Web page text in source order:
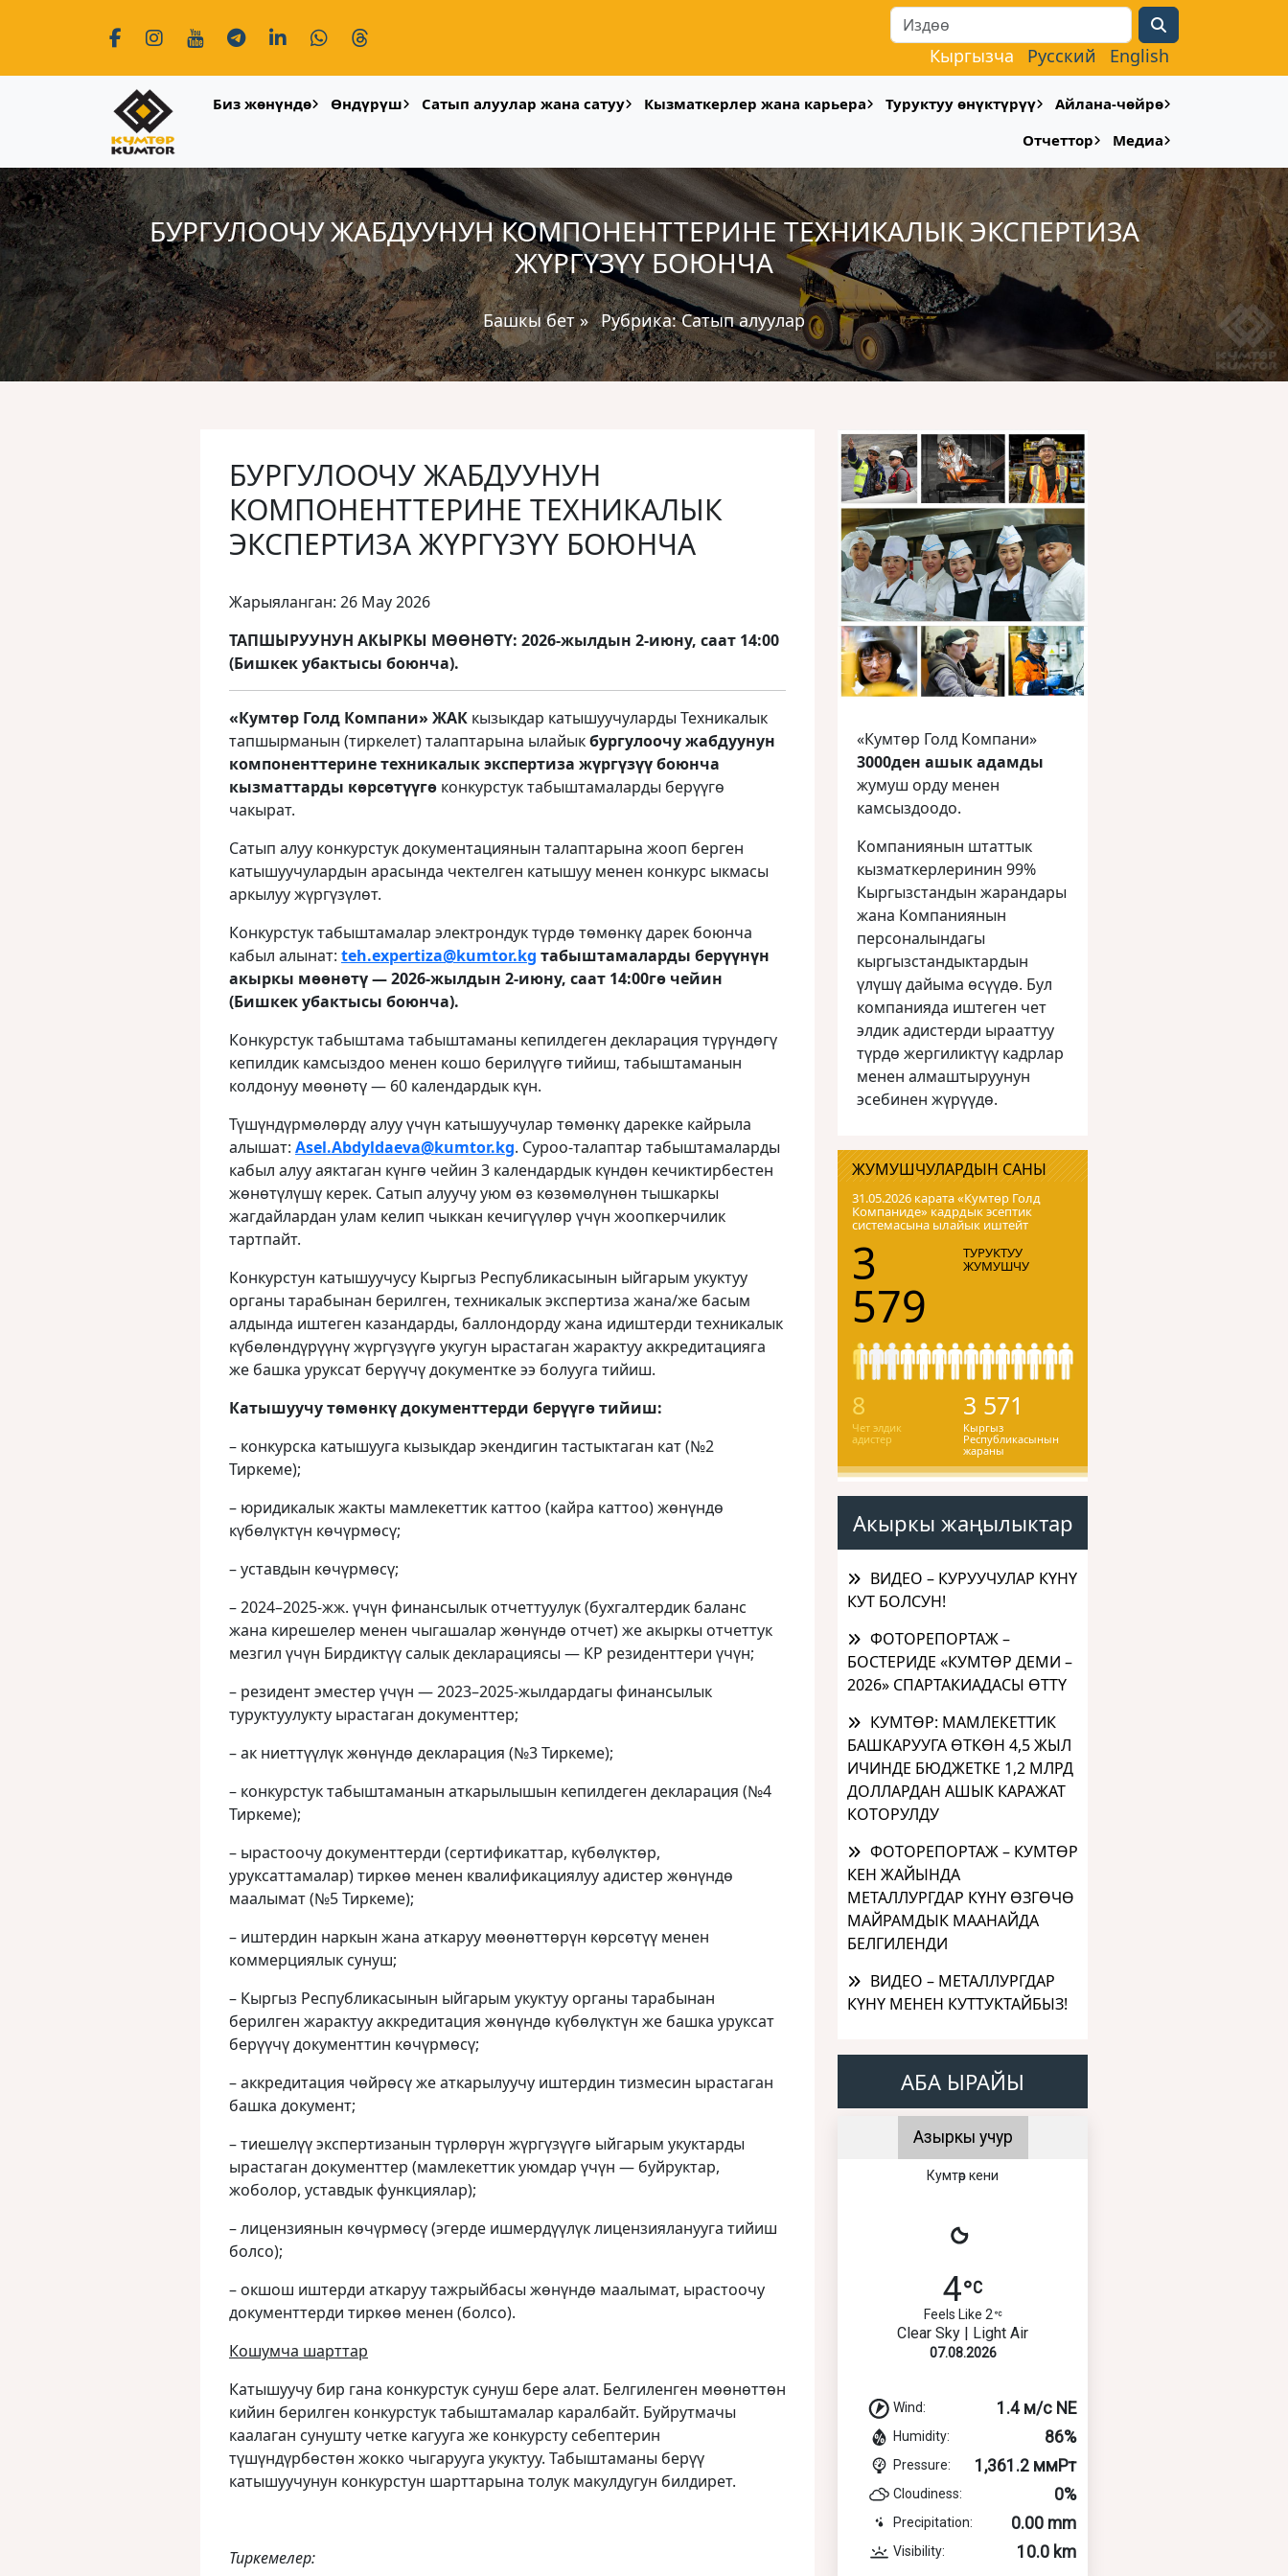
Search
Кыргызча Русский English
Биз жөнүндө Өндүрүш Сатып алуулар жана сатуу Кызматкерлер жана карьера Туруктуу өнүктүрүү
Айлана-чөйрө
Отчеттор
Медиа
БУРГУЛООЧУ ЖАБДУУНУН КОМПОНЕНТТЕРИНЕ ТЕХНИКАЛЫК ЭКСПЕРТИЗА
ЖҮРГҮЗҮҮ БОЮНЧА
Башкы бет» Рубрика:Сатып алуулар
БУРГУЛООЧУ ЖАБДУУНУН
КОМПОНЕНТТЕРИНЕ ТЕХНИКАЛЫК
ЭКСПЕРТИЗА ЖҮРГҮЗҮҮ БОЮНЧА
Жарыяланган: 26 May 2026
ТАПШЫРУУНУН АКЫРКЫ МӨӨНӨТҮ: 2026-жылдын 2-июну, саат 14:00
(Бишкек убактысы боюнча).
«Кумтөр Голд Компани» ЖАК кызыкдар катышуучуларды Техникалык
тапшырманын (тиркелет) талаптарына ылайыкбургулоочу жабдуунун
компоненттерине техникалык экспертиза жүргүзүү боюнча
кызматтарды көрсөтүүгө конкурстук табыштамаларды берүүгө
чакырат.
Сатып алуу конкурстук документациянын талаптарына жооп берген
катышуучулардын арасында чектелген катышуу менен конкурс ыкмасы
аркылуу жүргүзүлөт.
Конкурстук табыштамалар электрондук түрдө төмөнкү дарек боюнча
кабыл алынат: teh.expertiza@kumtor.kg табыштамаларды берүүнүн
акыркы мөөнөтү — 2026-жылдын 2-июну, саат 14:00гө чейин
(Бишкек убактысы боюнча).
Конкурстук табыштама табыштаманы кепилдеген декларация түрүндөгү
кепилдик камсыздоо менен кошо берилүүгө тийиш, табыштаманын
колдонуу мөөнөтү — 60 календардык күн.
Түшүндүрмөлөрдү алуу үчүн катышуучулар төмөнкү дарекке кайрыла
алышат: Asel.Abdyldaeva@kumtor.kg. Суроо-талаптар табыштамаларды
кабыл алуу аяктаган күнгө чейин 3 календардык күндөн кечиктирбестен
жөнөтүлүшү керек. Сатып алуучу уюм өз көзөмөлүнөн тышкаркы
жагдайлардан улам келип чыккан кечигүүлөр үчүн жоопкерчилик
тартпайт.
Конкурстун катышуучусу Кыргыз Республикасынын ыйгарым укуктуу
органы тарабынан берилген, техникалык экспертиза жана/же басым
алдында иштеген казандарды, баллондорду жана идиштерди техникалык
күбөлөндүрүүнү жүргүзүүгө укугун ырастаган жарактуу аккредитацияга
же башка уруксат берүүчү документке ээ болууга тийиш.
Катышуучу төмөнкү документтерди берүүгө тийиш:
– конкурска катышууга кызыкдар экендигин тастыктаган кат (№2
Тиркеме);
– юридикалык жакты мамлекеттик каттоо (кайра каттоо) жөнүндө
күбөлүктүн көчүрмөсү;
– уставдын көчүрмөсү;
– 2024–2025-жж. үчүн финансылык отчеттуулук (бухгалтердик баланс
жана кирешелер менен чыгашалар жөнүндө отчет) же акыркы отчеттук
мезгил үчүн Бирдиктүү салык декларациясы — КР резиденттери үчүн;
– резидент эместер үчүн — 2023–2025-жылдардагы финансылык
туруктуулукту ырастаган документтер;
– ак ниеттүүлүк жөнүндө декларация (№3 Тиркеме);
– конкурстук табыштаманын аткарылышын кепилдеген декларация (№4
Тиркеме);
– ырастоочу документтерди (сертификаттар, күбөлүктөр,
уруксаттамалар) тиркөө менен квалификациялуу адистер жөнүндө
маалымат (№5 Тиркеме);
– иштердин наркын жана аткаруу мөөнөттөрүн көрсөтүү менен
коммерциялык сунуш;
– Кыргыз Республикасынын ыйгарым укуктуу органы тарабынан
берилген жарактуу аккредитация жөнүндө күбөлүктүн же башка уруксат
берүүчү документтин көчүрмөсү;
– аккредитация чөйрөсү же аткарылуучу иштердин тизмесин ырастаган
башка документ;
– тиешелүү экспертизанын түрлөрүн жүргүзүүгө ыйгарым укуктарды
ырастаган документтер (мамлекеттик уюмдар үчүн — буйруктар,
жоболор, уставдык функциялар);
– лицензиянын көчүрмөсү (эгерде ишмердүүлүк лицензияланууга тийиш
болсо);
– окшош иштерди аткаруу тажрыйбасы жөнүндө маалымат, ырастоочу
документтерди тиркөө менен (болсо).
Кошумча шарттар
Катышуучу бир гана конкурстук сунуш бере алат. Белгиленген мөөнөттөн
кийин берилген конкурстук табыштамалар каралбайт. Буйрутмачы
каалаган сунушту четке кагууга же конкурсту себептерин
түшүндүрбөстөн жокко чыгарууга укуктуу. Табыштаманы берүү
катышуучунун конкурстун шарттарына толук макулдугун билдирет.
Тиркемелер:
«Кумтөр Голд Компани»
3000ден ашык адамды
жумуш орду менен
камсыздоодо.
Компаниянын штаттык
кызматкерлеринин 99%
Кыргызстандын жарандары
жана Компаниянын
персоналындагы
кыргызстандыктардын
үлүшү дайыма өсүүдө. Бул
компанияда иштеген чет
элдик адистерди ырааттуу
түрдө жергиликтүү кадрлар
менен алмаштыруунун
эсебинен жүрүүдө.
ЖУМУШЧУЛАРДЫН САНЫ
31.05.2026 карата «Кумтɵр Голд
Компаниде» кадрдык эсептик
системасына ылайык иштейт
3
579
ТУРУКТУУ
ЖУМУШЧУ
8
Чет элдик
адистер
3 571
Кыргыз
Республикасынын
жараны
Акыркы жаңылыктар
ВИДЕО – КУРУУЧУЛАР КҮНҮ
КУТ БОЛСУН!
ФОТОРЕПОРТАЖ –
БОСТЕРИДЕ «КУМТӨР ДЕМИ –
2026» СПАРТАКИАДАСЫ ӨТТҮ
КУМТӨР: МАМЛЕКЕТТИК
БАШКАРУУГА ӨТКӨН 4,5 ЖЫЛ
ИЧИНДЕ БЮДЖЕТКЕ 1,2 МЛРД
ДОЛЛАРДАН АШЫК КАРАЖАТ
КОТОРУЛДУ
ФОТОРЕПОРТАЖ – КУМТӨР
КЕН ЖАЙЫНДА
МЕТАЛЛУРГДАР КҮНҮ ӨЗГӨЧӨ
МАЙРАМДЫК МААНАЙДА
БЕЛГИЛЕНДИ
ВИДЕО – МЕТАЛЛУРГДАР
КҮНҮ МЕНЕН КУТТУКТАЙБЫЗ!
АБА ЫРАЙЫ
Азыркы учур
Кумтөр кени
4
Feels Like 2
Clear Sky | Light Air
07.08.2026
Wind: 1.4 м/с NE
Humidity: 86%
Pressure: 1,361.2 ммРт
Cloudiness: 0%
Precipitation: 0.00 mm
Visibility: 10.0 km